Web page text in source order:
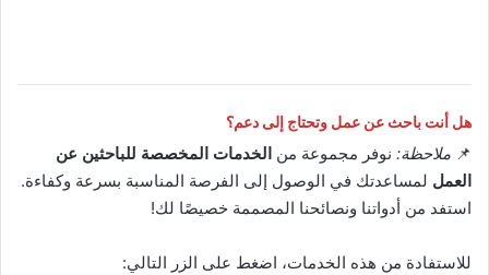
هل أنت باحث عن عمل وتحتاج إلى دعم؟
📌 ملاحظة: نوفر مجموعة من الخدمات المخصصة للباحثين عن
العمل لمساعدتك في الوصول إلى الفرصة المناسبة بسرعة وكفاءة.
استفد من أدواتنا ونصائحنا المصممة خصيصًا لك!
للاستفادة من هذه الخدمات، اضغط على الزر التالي: